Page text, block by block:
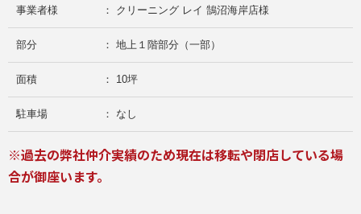
事業者様 ： クリーニング レイ 鵠沼海岸店様
部分 ： 地上１階部分（一部）
面積 ： 10坪
駐車場 ： なし
※過去の弊社仲介実績のため現在は移転や閉店している場
合が御座います。